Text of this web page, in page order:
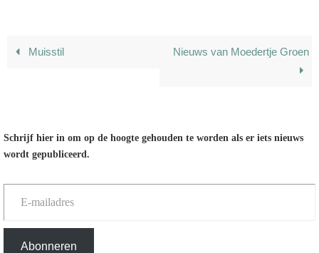
Muisstil Nieuws van Moedertje Groen
Schrijf hier in om op de hoogte gehouden te worden als er iets nieuws
wordt gepubliceerd.
E-mailadres
Abonneren